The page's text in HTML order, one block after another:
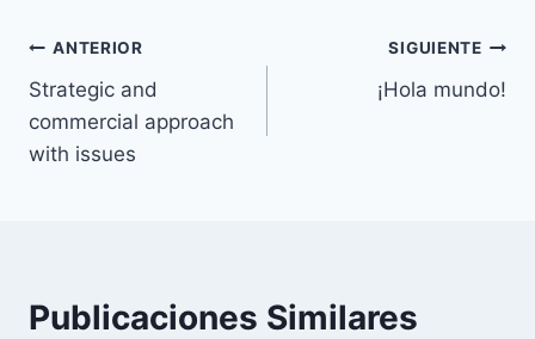
Navegación
de
entradas
ANTERIOR
Strategic and
commercial approach
with issues
SIGUIENTE
¡Hola mundo!
Publicaciones Similares